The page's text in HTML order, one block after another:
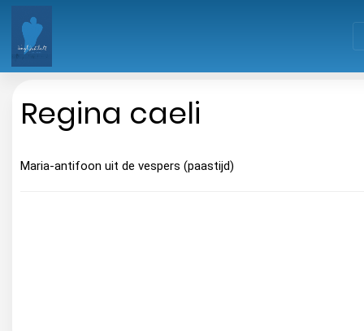
Regina caeli
Maria-antifoon uit de vespers (paastijd)